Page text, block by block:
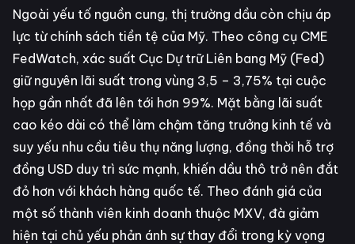
Ngoài yếu tố nguồn cung, thị trường dầu còn chịu áp
lực từ chính sách tiền tệ của Mỹ. Theo công cụ CME
FedWatch, xác suất Cục Dự trữ Liên bang Mỹ (Fed)
giữ nguyên lãi suất trong vùng 3,5 – 3,75% tại cuộc
họp gần nhất đã lên tới hơn 99%. Mặt bằng lãi suất
cao kéo dài có thể làm chậm tăng trưởng kinh tế và
suy yếu nhu cầu tiêu thụ năng lượng, đồng thời hỗ trợ
đồng USD duy trì sức mạnh, khiến dầu thô trở nên đắt
đỏ hơn với khách hàng quốc tế. Theo đánh giá của
một số thành viên kinh doanh thuộc MXV, đà giảm
hiện tại chủ yếu phản ánh sự thay đổi trong kỳ vọng